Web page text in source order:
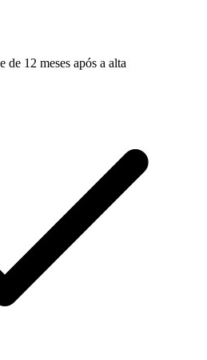
de 12 meses após a alta